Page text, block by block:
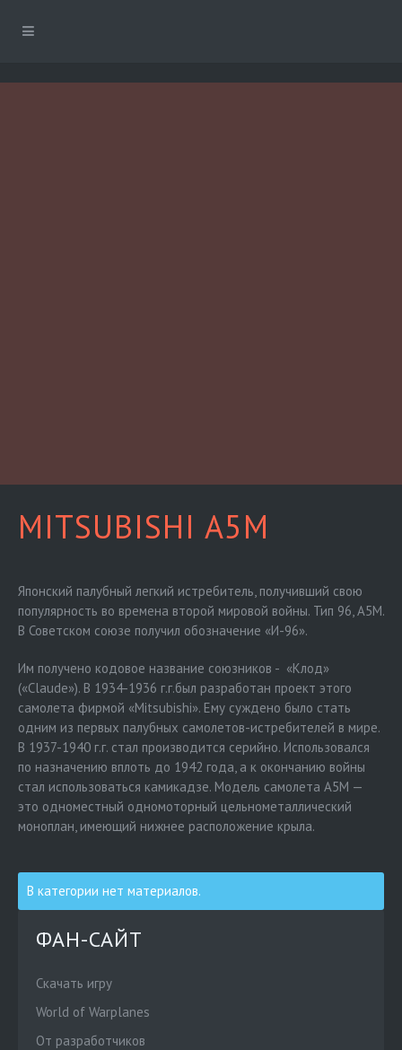
MITSUBISHI A5M
Японский палубный легкий истребитель, получивший свою
популярность во времена второй мировой войны. Тип 96, A5M.
В Советском союзе получил обозначение «И-96».
Им получено кодовое название союзников - «Клод»
(«Claude»). В 1934-1936 г.г.был разработан проект этого
самолета фирмой «Mitsubishi». Ему суждено было стать
одним из первых палубных самолетов-истребителей в мире.
В 1937-1940 г.г. стал производится серийно. Использовался
по назначению вплоть до 1942 года, а к окончанию войны
стал использоваться камикадзе. Модель самолета A5M —
это одноместный одномоторный цельнометаллический
моноплан, имеющий нижнее расположение крыла.
В категории нет материалов.
ФАН-САЙТ
Скачать игру
World of Warplanes
От разработчиков